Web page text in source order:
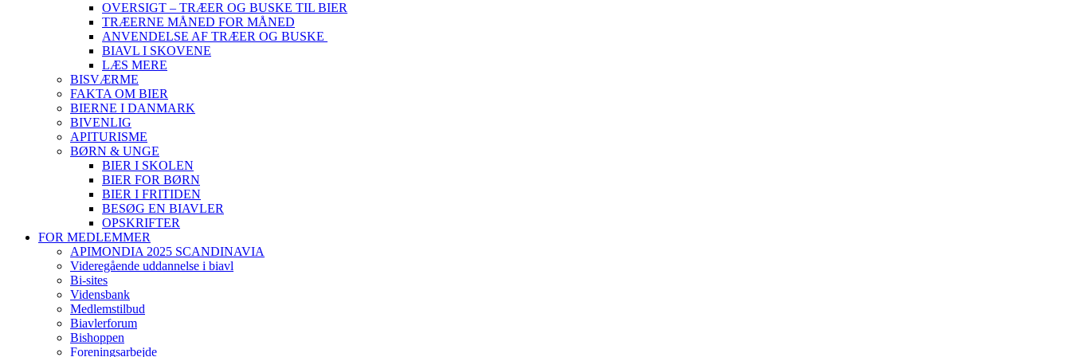
OVERSIGT – TRÆER OG BUSKE TIL BIER
TRÆERNE MÅNED FOR MÅNED
ANVENDELSE AF TRÆER OG BUSKE
BIAVL I SKOVENE
LÆS MERE
BISVÆRME
FAKTA OM BIER
BIERNE I DANMARK
BIVENLIG
APITURISME
BØRN & UNGE
BIER I SKOLEN
BIER FOR BØRN
BIER I FRITIDEN
BESØG EN BIAVLER
OPSKRIFTER
FOR MEDLEMMER
APIMONDIA 2025 SCANDINAVIA
Videregående uddannelse i biavl
Bi-sites
Vidensbank
Medlemstilbud
Biavlerforum
Bishoppen
Foreningsarbejde